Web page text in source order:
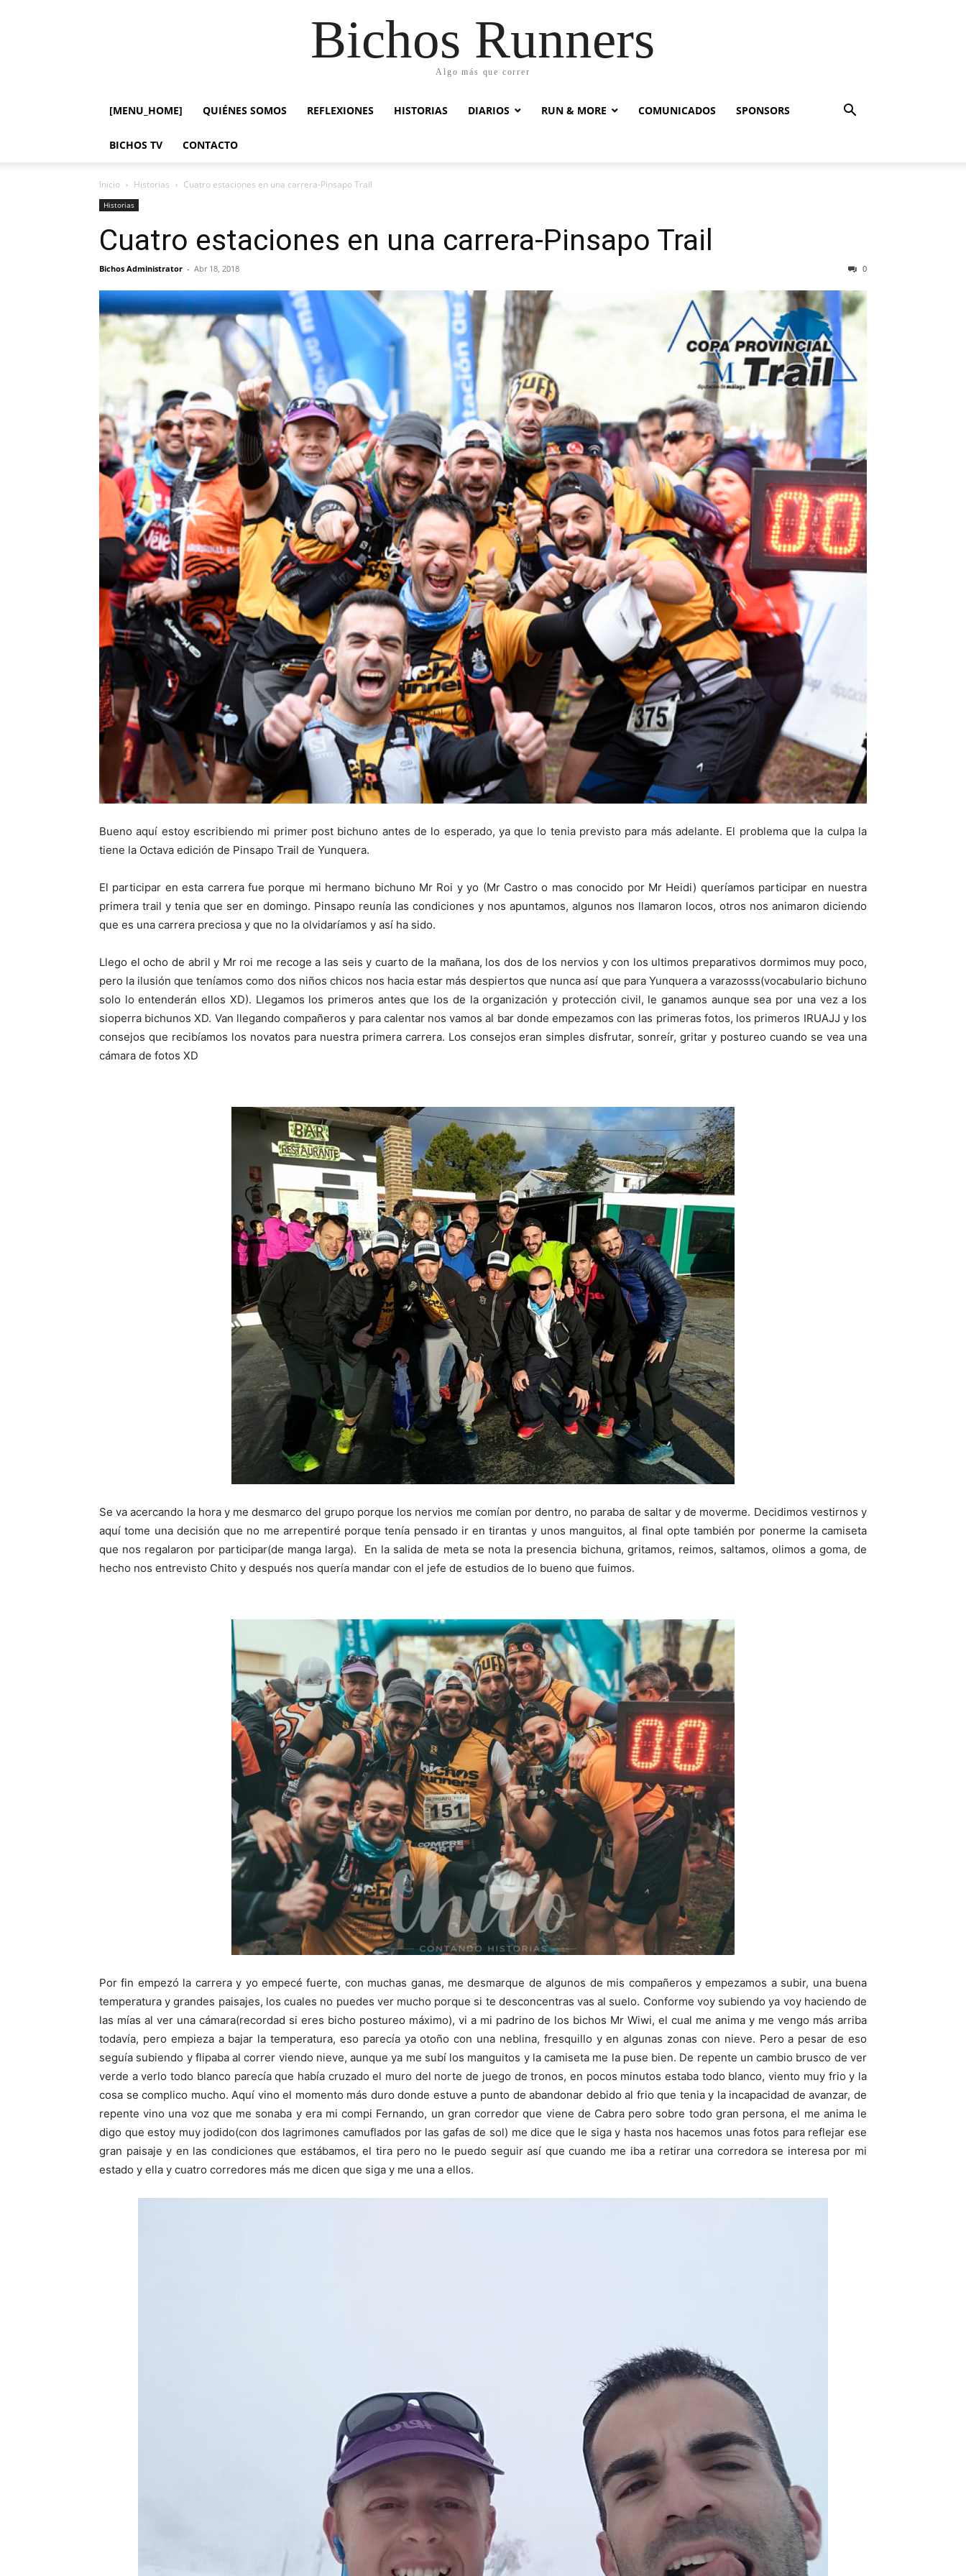
Bichos Runners
Algo más que correr
[MENU_HOME] QUIÉNES SOMOS REFLEXIONES HISTORIAS DIARIOS RUN & MORE COMUNICADOS SPONSORS
BICHOS TV CONTACTO
Inicio Historias Cuatro estaciones en una carrera-Pinsapo Trail
Historias
Cuatro estaciones en una carrera-Pinsapo Trail
Bichos Administrator - Abr 18, 2018 0
Bueno aquí estoy escribiendo mi primer post bichuno antes de lo esperado, ya que lo tenia previsto para más adelante. El problema que la culpa la
tiene la Octava edición de Pinsapo Trail de Yunquera.
El participar en esta carrera fue porque mi hermano bichuno Mr Roi y yo (Mr Castro o mas conocido por Mr Heidi) queríamos participar en nuestra
primera trail y tenia que ser en domingo. Pinsapo reunía las condiciones y nos apuntamos, algunos nos llamaron locos, otros nos animaron diciendo
que es una carrera preciosa y que no la olvidaríamos y así ha sido.
Llego el ocho de abril y Mr roi me recoge a las seis y cuarto de la mañana, los dos de los nervios y con los ultimos preparativos dormimos muy poco,
pero la ilusión que teníamos como dos niños chicos nos hacia estar más despiertos que nunca así que para Yunquera a varazosss(vocabulario bichuno
solo lo entenderán ellos XD). Llegamos los primeros antes que los de la organización y protección civil, le ganamos aunque sea por una vez a los
sioperra bichunos XD. Van llegando compañeros y para calentar nos vamos al bar donde empezamos con las primeras fotos, los primeros IRUAJJ y los
consejos que recibíamos los novatos para nuestra primera carrera. Los consejos eran simples disfrutar, sonreír, gritar y postureo cuando se vea una
cámara de fotos XD
Se va acercando la hora y me desmarco del grupo porque los nervios me comían por dentro, no paraba de saltar y de moverme. Decidimos vestirnos y
aquí tome una decisión que no me arrepentiré porque tenía pensado ir en tirantas y unos manguitos, al final opte también por ponerme la camiseta
que nos regalaron por participar(de manga larga). En la salida de meta se nota la presencia bichuna, gritamos, reimos, saltamos, olimos a goma, de
hecho nos entrevisto Chito y después nos quería mandar con el jefe de estudios de lo bueno que fuimos.
Por fin empezó la carrera y yo empecé fuerte, con muchas ganas, me desmarque de algunos de mis compañeros y empezamos a subir, una buena
temperatura y grandes paisajes, los cuales no puedes ver mucho porque si te desconcentras vas al suelo. Conforme voy subiendo ya voy haciendo de
las mías al ver una cámara(recordad si eres bicho postureo máximo), vi a mi padrino de los bichos Mr Wiwi, el cual me anima y me vengo más arriba
todavía, pero empieza a bajar la temperatura, eso parecía ya otoño con una neblina, fresquillo y en algunas zonas con nieve. Pero a pesar de eso
seguía subiendo y flipaba al correr viendo nieve, aunque ya me subí los manguitos y la camiseta me la puse bien. De repente un cambio brusco de ver
verde a verlo todo blanco parecía que había cruzado el muro del norte de juego de tronos, en pocos minutos estaba todo blanco, viento muy frio y la
cosa se complico mucho. Aquí vino el momento más duro donde estuve a punto de abandonar debido al frio que tenia y la incapacidad de avanzar, de
repente vino una voz que me sonaba y era mi compi Fernando, un gran corredor que viene de Cabra pero sobre todo gran persona, el me anima le
digo que estoy muy jodido(con dos lagrimones camuflados por las gafas de sol) me dice que le siga y hasta nos hacemos unas fotos para reflejar ese
gran paisaje y en las condiciones que estábamos, el tira pero no le puedo seguir así que cuando me iba a retirar una corredora se interesa por mi
estado y ella y cuatro corredores más me dicen que siga y me una a ellos.